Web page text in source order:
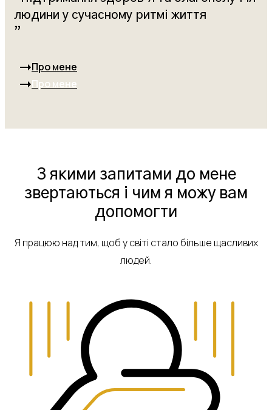
людини у сучасному ритмі життя
”
Про мене
Про мене
З якими запитами до мене
звертаються і чим я можу вам
допомогти
Я працюю над тим, щоб у світі стало більше щасливих
людей.